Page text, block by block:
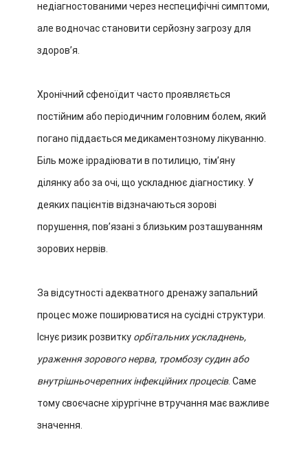
недіагностованими через неспецифічні симптоми,
але водночас становити серйозну загрозу для
здоров’я.
Хронічний сфеноїдит часто проявляється
постійним або періодичним головним болем, який
погано піддається медикаментозному лікуванню.
Біль може іррадіювати в потилицю, тім’яну
ділянку або за очі, що ускладнює діагностику. У
деяких пацієнтів відзначаються зорові
порушення, пов’язані з близьким розташуванням
зорових нервів.
За відсутності адекватного дренажу запальний
процес може поширюватися на сусідні структури.
Існує ризик розвитку орбітальних ускладнень,
ураження зорового нерва, тромбозу судин або
внутрішньочерепних інфекційних процесів. Саме
тому своєчасне хірургічне втручання має важливе
значення.